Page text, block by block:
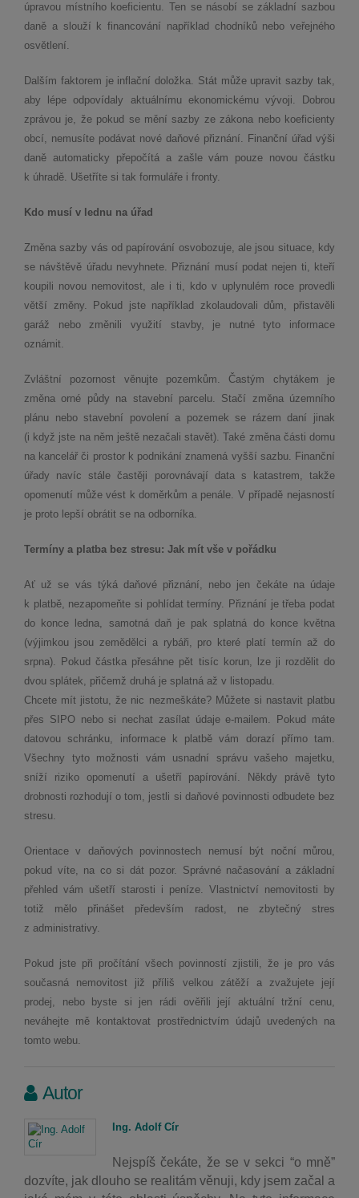
úpravou místního koeficientu. Ten se násobí se základní sazbou
daně a slouží k financování například chodníků nebo veřejného
osvětlení.
Dalším faktorem je inflační doložka. Stát může upravit sazby tak,
aby lépe odpovídaly aktuálnímu ekonomickému vývoji. Dobrou
zprávou je, že pokud se mění sazby ze zákona nebo koeficienty
obcí, nemusíte podávat nové daňové přiznání. Finanční úřad výši
daně automaticky přepočítá a zašle vám pouze novou částku
k úhradě. Ušetříte si tak formuláře i fronty.
Kdo musí v lednu na úřad
Změna sazby vás od papírování osvobozuje, ale jsou situace, kdy
se návštěvě úřadu nevyhnete. Přiznání musí podat nejen ti, kteří
koupili novou nemovitost, ale i ti, kdo v uplynulém roce provedli
větší změny. Pokud jste například zkolaudovali dům, přistavěli
garáž nebo změnili využití stavby, je nutné tyto informace
oznámit.
Zvláštní pozornost věnujte pozemkům. Častým chytákem je
změna orné půdy na stavební parcelu. Stačí změna územního
plánu nebo stavební povolení a pozemek se rázem daní jinak
(i když jste na něm ještě nezačali stavět). Také změna části domu
na kancelář či prostor k podnikání znamená vyšší sazbu. Finanční
úřady navíc stále častěji porovnávají data s katastrem, takže
opomenutí může vést k doměrkům a penále. V případě nejasností
je proto lepší obrátit se na odborníka.
Termíny a platba bez stresu: Jak mít vše v pořádku
Ať už se vás týká daňové přiznání, nebo jen čekáte na údaje
k platbě, nezapomeňte si pohlídat termíny. Přiznání je třeba podat
do konce ledna, samotná daň je pak splatná do konce května
(výjimkou jsou zemědělci a rybáři, pro které platí termín až do
srpna). Pokud částka přesáhne pět tisíc korun, lze ji rozdělit do
dvou splátek, přičemž druhá je splatná až v listopadu.
Chcete mít jistotu, že nic nezmeškáte? Můžete si nastavit platbu
přes SIPO nebo si nechat zasílat údaje e-mailem. Pokud máte
datovou schránku, informace k platbě vám dorazí přímo tam.
Všechny tyto možnosti vám usnadní správu vašeho majetku,
sníží riziko opomenutí a ušetří papírování. Někdy právě tyto
drobnosti rozhodují o tom, jestli si daňové povinnosti odbudete bez
stresu.
Orientace v daňových povinnostech nemusí být noční můrou,
pokud víte, na co si dát pozor. Správné načasování a základní
přehled vám ušetří starosti i peníze. Vlastnictví nemovitosti by
totiž mělo přinášet především radost, ne zbytečný stres
z administrativy.
Pokud jste při pročítání všech povinností zjistili, že je pro vás
současná nemovitost již příliš velkou zátěží a zvažujete její
prodej, nebo byste si jen rádi ověřili její aktuální tržní cenu,
neváhejte mě kontaktovat prostřednictvím údajů uvedených na
tomto webu.
Autor
Ing. Adolf Cír
Nejspíš čekáte, že se v sekci “o mně”
dozvíte, jak dlouho se realitám věnuji, kdy jsem začal a